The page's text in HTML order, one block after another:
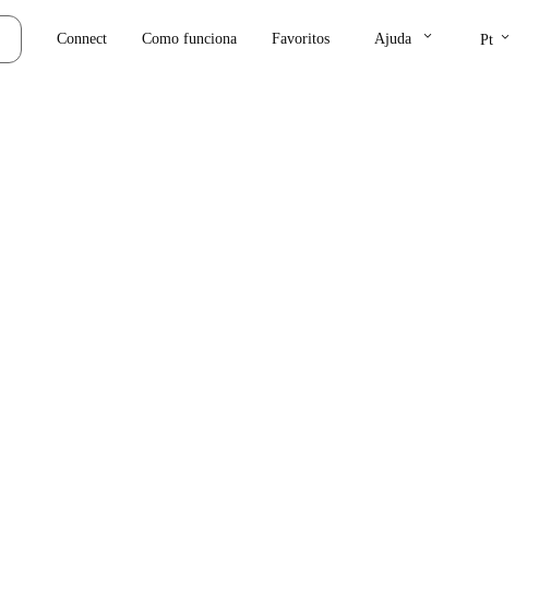
Connect Como funciona Favoritos Ajuda keyboard_arrow_down Pt keyboard_arrow_down